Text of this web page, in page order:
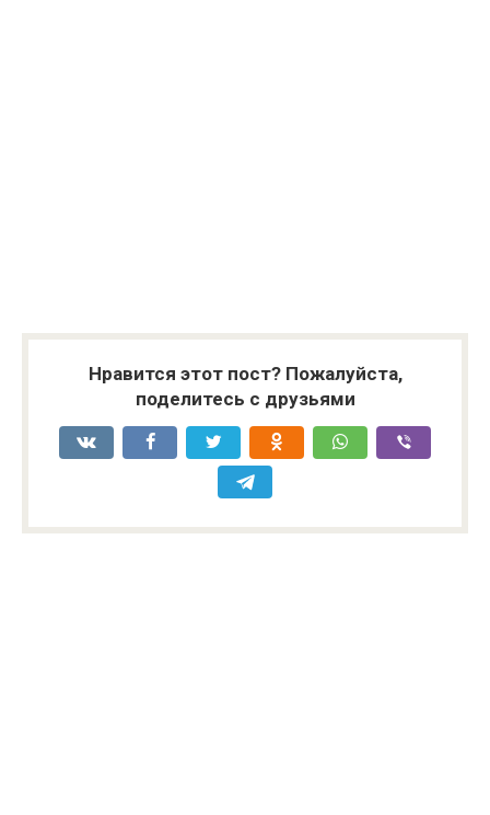
Нравится этот пост? Пожалуйста,
поделитесь с друзьями